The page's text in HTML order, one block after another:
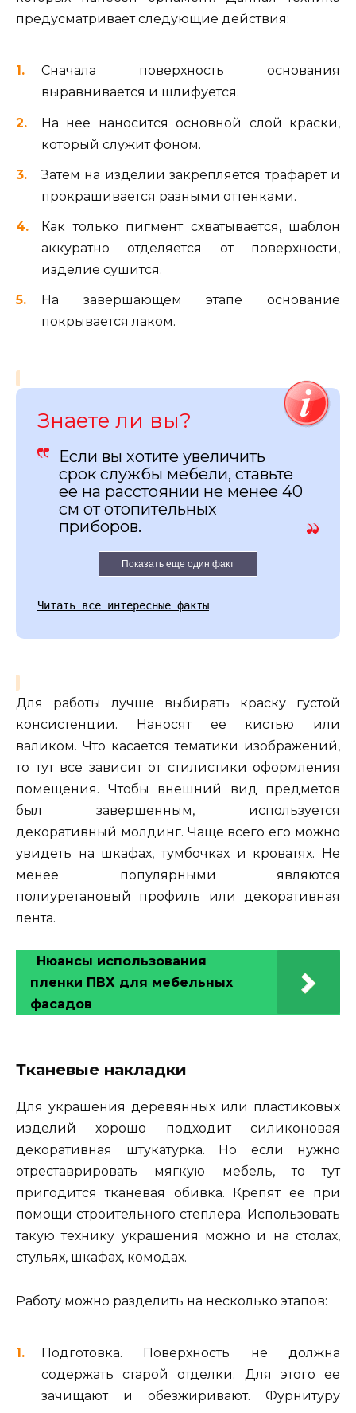
предусматривает следующие действия:
Сначала поверхность основания
выравнивается и шлифуется.
На нее наносится основной слой краски,
который служит фоном.
Затем на изделии закрепляется трафарет и
прокрашивается разными оттенками.
Как только пигмент схватывается, шаблон
аккуратно отделяется от поверхности,
изделие сушится.
На завершающем этапе основание
покрывается лаком.
Знаете ли вы?
Если вы хотите увеличить
срок службы мебели, ставьте
ее на расстоянии не менее 40
см от отопительных
приборов.
Показать еще один факт
Читать все интересные факты
Для работы лучше выбирать краску густой
консистенции. Наносят ее кистью или
валиком. Что касается тематики изображений,
то тут все зависит от стилистики оформления
помещения. Чтобы внешний вид предметов
был завершенным, используется
декоративный молдинг. Чаще всего его можно
увидеть на шкафах, тумбочках и кроватях. Не
менее популярными являются
полиуретановый профиль или декоративная
лента.
Нюансы использования
пленки ПВХ для мебельных
фасадов
Тканевые накладки
Для украшения деревянных или пластиковых
изделий хорошо подходит силиконовая
декоративная штукатурка. Но если нужно
отреставрировать мягкую мебель, то тут
пригодится тканевая обивка. Крепят ее при
помощи строительного степлера. Использовать
такую технику украшения можно и на столах,
стульях, шкафах, комодах.
Работу можно разделить на несколько этапов:
Подготовка. Поверхность не должна
содержать старой отделки. Для этого ее
зачищают и обезжиривают. Фурнитуру